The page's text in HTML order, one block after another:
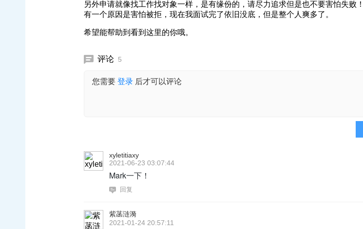
另外申请就像找工作找对象一样，是有缘份的，请尽力追求但是也不要害怕失败
有一个原因是害怕被拒，现在我面试完了依旧没底，但是整个人爽多了。
希望能帮助到看到这里的你哦。
评论 5
您需要 登录 后才可以评论
xyletitiaxy
2021-06-23 03:07:44
Mark一下！
回复
紫菡涟漪
2021-01-24 20:57:11